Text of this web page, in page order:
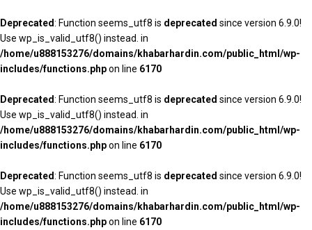
Deprecated: Function seems_utf8 is deprecated since version 6.9.0!
Use wp_is_valid_utf8() instead. in
/home/u888153276/domains/khabarhardin.com/public_html/wp-
includes/functions.phpon line 6170
Deprecated: Function seems_utf8 is deprecated since version 6.9.0!
Use wp_is_valid_utf8() instead. in
/home/u888153276/domains/khabarhardin.com/public_html/wp-
includes/functions.phpon line 6170
Deprecated: Function seems_utf8 is deprecated since version 6.9.0!
Use wp_is_valid_utf8() instead. in
/home/u888153276/domains/khabarhardin.com/public_html/wp-
includes/functions.phpon line 6170